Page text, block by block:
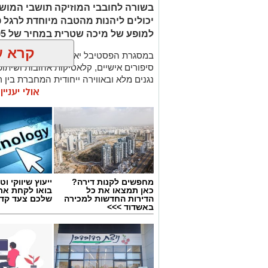
בשורה לחובבי המוזיקה תושבי
למופע של מיכה שטרית במחיר של 95 ₪ בלבד ברכישה חדשה.
במסגרת הפסטיבל יארח מיכה שטרית
סיפורים אישיים, קלאסיקות אהובות
נגנים מלא ובאווירה ייחודית המחברת בין
באשדוד, כחלק מאירועי פסטיבל
בישראל, המשלב מדי שנה מופעי מחול,
שלוש סיבות שלא כדאי לפספס את
• מופע חד־פעמי לפסטיבל– מיכה
לערב מיוחד שנבנה במיוחד עבור
• מאחורי השירים
היצירות, מתקופת "החברים של נטאשה",
לאמנים מובילים.
• כל הלהיטים הגדולים– במהלך הערב
קרא
אולי
מחפשים לקנות דירה?
כאן תמצאו את כל
הדירות החדשות למכירה
באשדוד >>>
ייעוץ שיווקי
בואו לקחת
שלכם צעד